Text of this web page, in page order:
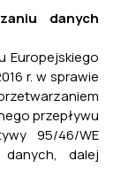
-
Siole i
danych
Europejskiego
r. w sprawie
przepływu
95/46/WE
dalej